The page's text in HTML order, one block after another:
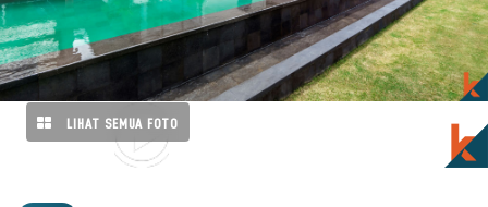
TONTON
VIDEO
LIHAT SEMUA FOTO